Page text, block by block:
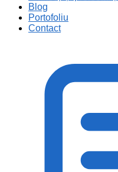
Blog
Portofoliu
Contact